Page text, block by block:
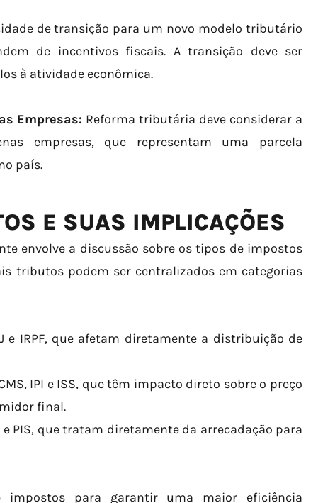
de transição para um novo modelo tributário
de incentivos fiscais. A transição deve ser
à atividade econômica.
Empresas: Reforma tributária deve considerar a
empresas, que representam uma parcela
país.
E SUAS IMPLICAÇÕES
envolve a discussão sobre os tipos de impostos
tributos podem ser centralizados em categorias
e IRPF, que afetam diretamente a distribuição de
IPI e ISS, que têm impacto direto sobre o preço
final.
e PIS, que tratam diretamente da arrecadação para
impostos para garantir uma maior eficiência